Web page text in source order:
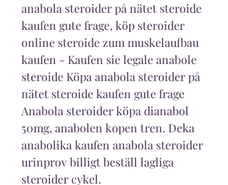
anabola steroider på nätet steroide
kaufen gute frage, köp steroider
online steroide zum muskelaufbau
kaufen - Kaufen sie legale anabole
steroide Köpa anabola steroider på
nätet steroide kaufen gute frage
Anabola steroider köpa dianabol
50mg, anabolen kopen tren. Deka
anabolika kaufen anabola steroider
urinprov billigt beställ lagliga
steroider cykel.